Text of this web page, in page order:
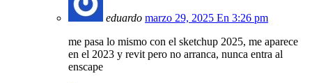
eduardo marzo 29, 2025 En 3:26 pm
me pasa lo mismo con el sketchup 2025, me aparece
en el 2023 y revit pero no arranca, nunca entra al
enscape